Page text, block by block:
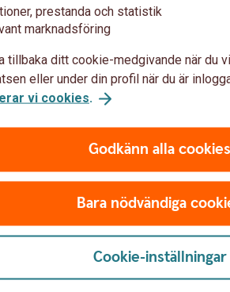
ivetoftasparbank.se/pension
önskar leva på.
successivt. Med ett sparande kan
vill gå i pension.
koll på det där med tjänstepension.
löneförmånen. Se till att din
få din arbetsgivare att göra det,
och sätt upp ett eget sparande på
är 1 350 eller 1 800 kronor per
en lön på 50 000 kronor är avsättningen
prestanda och statistik
marknadsföring
tillbaka ditt cookie-medgivande när du
eller under din profil när du är
vi cookies.
Godkänn alla cookies
Bara nödvändiga
Cookie-inställningar